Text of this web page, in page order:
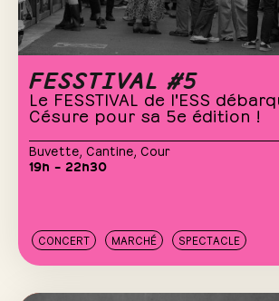
FESSTIVAL #5
Le FESSTIVAL de l'ESS
Césure pour sa 5e édition !
Buvette Cantine Cour
19h – 22h30
CONCERT MARCHÉ SPECTACLE